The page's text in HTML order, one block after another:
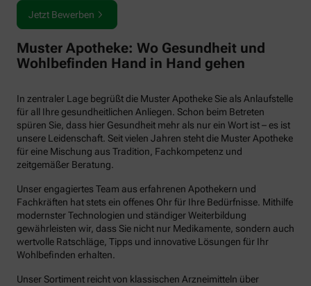
Jetzt Bewerben
Muster Apotheke: Wo Gesundheit und
Wohlbefinden Hand in Hand gehen
In zentraler Lage begrüßt die Muster Apotheke Sie als Anlaufstelle
für all Ihre gesundheitlichen Anliegen. Schon beim Betreten
spüren Sie, dass hier Gesundheit mehr als nur ein Wort ist – es ist
unsere Leidenschaft. Seit vielen Jahren steht die Muster Apotheke
für eine Mischung aus Tradition, Fachkompetenz und
zeitgemäßer Beratung.
Unser engagiertes Team aus erfahrenen Apothekern und
Fachkräften hat stets ein offenes Ohr für Ihre Bedürfnisse. Mithilfe
modernster Technologien und ständiger Weiterbildung
gewährleisten wir, dass Sie nicht nur Medikamente, sondern auch
wertvolle Ratschläge, Tipps und innovative Lösungen für Ihr
Wohlbefinden erhalten.
Unser Sortiment reicht von klassischen Arzneimitteln über